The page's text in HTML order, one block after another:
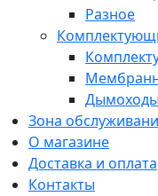
Разное
Дымоходы
Зона
О магазине
Доставка и оплата
Контакты